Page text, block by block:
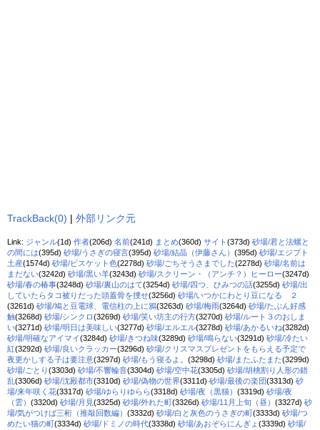
TrackBack(0) | 外部リンク元
Link: ジャンル(1d) 作者(206d) 名前(241d) まとめ(360d) サイト(373d) 砂場/君と法螺と
の間には(395d) 砂場/うさぎの寝言(395d) 砂場/結晶（伊藤さん） (395d) 砂場/エジプト
土産(1574d) 砂場/ビスケット色(2278d) 砂場/ごちそうさまでした(2278d) 砂場/名前は
まだない(3242d) 砂場/黒い羊(3243d) 砂場/スクリーン・（アンチ？）ヒーロー(3247d)
砂場/春の椿事(3248d) 砂場/裏山のはて(3254d) 砂場/四つ、ひみつの話(3255d) 砂場/出
していたらタコ被りだった頭蓋骨を捜せ(3256d) 砂場/いつかにわとり豆になる ２
(3261d) 砂場/鳩と豆電球、電信柱の上に鴉(3263d) 砂場/梅雨(3264d) 砂場/たぶん好感
触(3268d) 砂場/シンクロ(3269d) 砂場/笑い坊主の行方(3270d) 砂場/ルート３のおしま
い(3271d) 砂場/明日は美味しい(3277d) 砂場/エルエル(3278d) 砂場/あかるいね(3282d)
砂場/明確なアイマイ(3284d) 砂場/きつね味(3289d) 砂場/鳴らない(3291d) 砂場/冷たい
紅(3292d) 砂場/良いクラッカー(3296d) 砂場/クリスマスプレゼントをもらえる予定で
夜更かしする子は要注意(3297d) 砂場/もう寝るよ。 (3298d) 砂場/またふたまた(3299d)
砂場/ごとり(3303d) 砂場/不響輪音(3304d) 砂場/空中花(3305d) 砂場/胡桃割り人形の錯
乱(3306d) 砂場/沈殿都市(3310d) 砂場/偽物の世界(3311d) 砂場/最後の楽団(3313d) 砂
場/来年咲く花(3317d) 砂場/ゆらりゆらら(3318d) 砂場/夜（黒猫） (3319d) 砂場/夜
（雲） (3320d) 砂場/月見(3325d) 砂場/外れた町(3326d) 砂場/11月上旬（昼） (3327d) 砂
場/気がつけば三桁（推敲回数編） (3332d) 砂場/白と灰色のうさぎの町(3333d) 砂場/つ
めたい猫の町(3334d) 砂場/ドミノの時代(3338d) 砂場/あおぞらにんぎょ (3339d) 砂場/